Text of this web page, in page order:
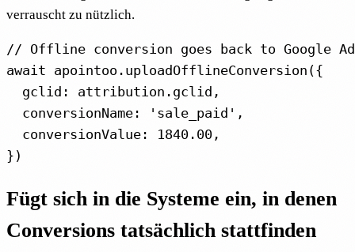
verrauscht zu nützlich.
// Offline conversion goes back to Google
await apointoo.uploadOfflineConversion({
  gclid: attribution.gclid,
  conversionName: 'sale_paid',
  conversionValue: 1840.00,
})
Fügt sich in die Systeme ein, in denen
Conversions tatsächlich stattfinden